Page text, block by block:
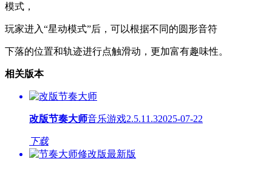
模式，
玩家进入“星动模式”后，可以根据不同的圆形音符
下落的位置和轨迹进行点触滑动，更加富有趣味性。
相关版本
改版节奏大师音乐游戏2.5.11.32025-07-22
下载